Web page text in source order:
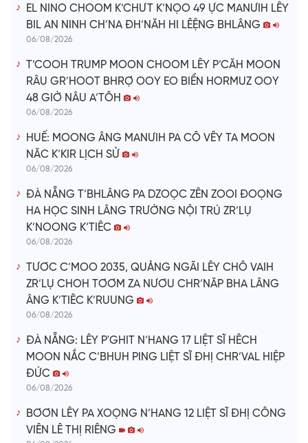
o
EL NINO CHOOM K’CHƯT K’NỌO 49 ỰC MANƯIH LÊY
BIL AN NINH CH’NA ĐH’NĂH HI LÊỆNG BHLÂNG
06/08/2026
T’COOH TRUMP MOON CHOOM LÊY P’CĂH MOON
RÂU GR’HOOT BHRỢ OOY EO BIỂN HORMUZ OOY
48 GIỜ NÂU A’TÔH
06/08/2026
HUẾ: MOONG ÂNG MANƯIH PA CÔ VÊY TA MOON
NĂC K’KIR LỊCH SỬ
06/08/2026
ĐÀ NẴNG T’BHLÂNG PA DZOỌC ZÊN ZOOI ĐOỌNG
HA HỌC SINH LÂNG TRƯỜNG NỘI TRÚ ZR’LỤ
K’NOONG K’TIÊC
06/08/2026
TƯƠC C’MOO 2035, QUẢNG NGÃI LÊY CHÔ VAIH
ZR’LỤ CHOH TƠƠM ZA NƯƠU CHR’NĂP BHA LÂNG
ÂNG K’TIÊC K’RUUNG
06/08/2026
ĐÀ NẴNG: LÊY P'GHIT N’HANG 17 LIỆT SĨ HÊCH
MOON NẮC C’BHUH PING LIỆT SĨ ĐHỊ CHR’VAL HIỆP
ĐỨC
06/08/2026
BƠƠN LÊY PA XOỌNG N’HANG 12 LIỆT SĨ ĐHỊ CÔNG
VIÊN LÊ THỊ RIÊNG